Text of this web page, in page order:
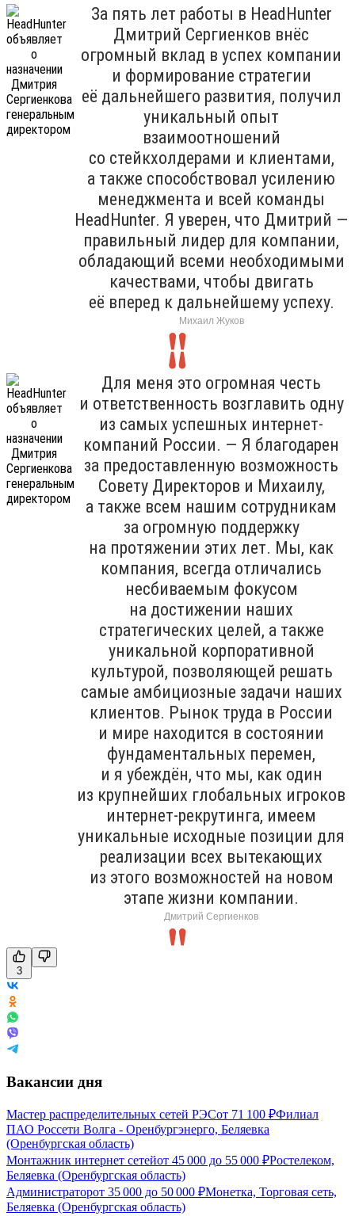
За пять лет работы в HeadHunter
Дмитрий Сергиенков внёс
огромный вклад в успех компании
и формирование стратегии
её дальнейшего развития, получил
уникальный опыт
взаимоотношений
со стейкхолдерами и клиентами,
а также способствовал усилению
менеджмента и всей команды
HeadHunter. Я уверен, что Дмитрий —
правильный лидер для компании,
обладающий всеми необходимыми
качествами, чтобы двигать
её вперед к дальнейшему успеху.
Михаил Жуков
Для меня это огромная честь
и ответственность возглавить одну
из самых успешных интернет-
компаний России. — Я благодарен
за предоставленную возможность
Совету Директоров и Михаилу,
а также всем нашим сотрудникам
за огромную поддержку
на протяжении этих лет. Мы, как
компания, всегда отличались
несбиваемым фокусом
на достижении наших
стратегических целей, а также
уникальной корпоративной
культурой, позволяющей решать
самые амбициозные задачи наших
клиентов. Рынок труда в России
и мире находится в состоянии
фундаментальных перемен,
и я убеждён, что мы, как один
из крупнейших глобальных игроков
интернет-рекрутинга, имеем
уникальные исходные позиции для
реализации всех вытекающих
из этого возможностей на новом
этапе жизни компании.
Дмитрий Сергиенков
3
Вакансии дня
Мастер распределительных сетей РЭСот 71 100 ₽Филиал
ПАО Россети Волга - Оренбургэнерго, Беляевка
(Оренбургская область)
Монтажник интернет сетейот 45 000 до 55 000 ₽Ростелеком,
Беляевка (Оренбургская область)
Администраторот 35 000 до 50 000 ₽Монетка, Торговая сеть,
Беляевка (Оренбургская область)